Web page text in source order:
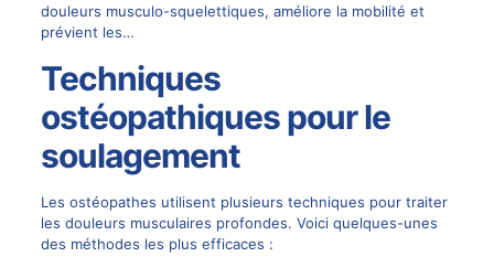
douleurs musculo-squelettiques, améliore la mobilité et
prévient les…
Techniques
ostéopathiques pour le
soulagement
Les ostéopathes utilisent plusieurs techniques pour traiter
les douleurs musculaires profondes. Voici quelques-unes
des méthodes les plus efficaces :